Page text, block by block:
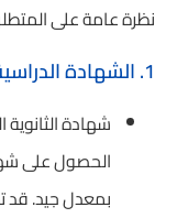
نظرة عامة على
1. الشهادة الدراسية
شهادة
الحصول على
بمعدل جيد.